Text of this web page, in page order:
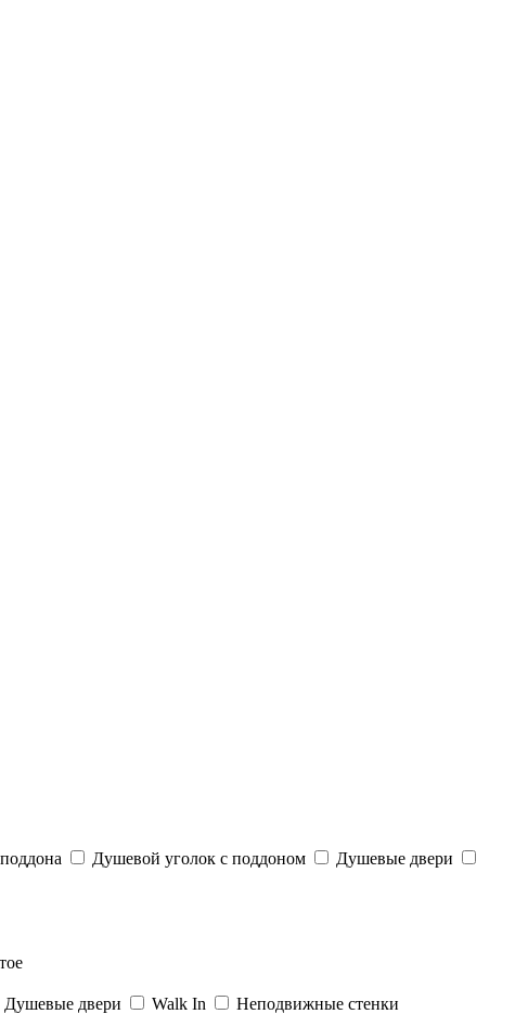
Душевой уголок с поддоном
Душевые двери
Душевые двери Walk In
Неподвижные стенки